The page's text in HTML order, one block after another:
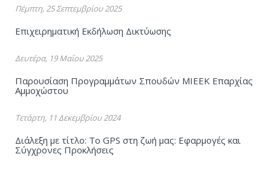
Πέμπτη, 25 Σεπτεμβρίου 2025
Επιχειρηματική Εκδήλωση Δικτύωσης
Δευτέρα, 19 Μαΐου 2025
Παρουσίαση Προγραμμάτων Σπουδών ΜΙΕΕΚ Επαρχίας
Αμμοχώστου
Τετάρτη, 11 Δεκεμβρίου 2024
Διάλεξη με τίτλο: To GPS στη ζωή μας: Εφαρμογές και
Σύγχρονες Προκλήσεις